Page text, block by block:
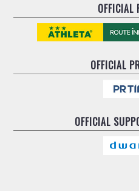
OFFICIAL
OFFICIAL
OFFICIAL